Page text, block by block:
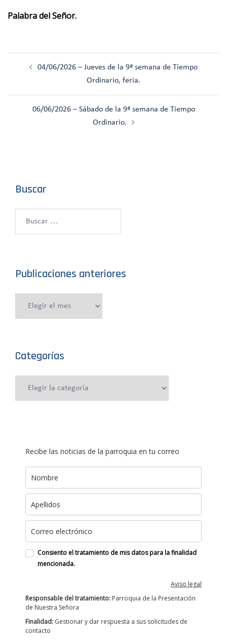
Palabra del Señor.
04/06/2026 – Jueves de la 9ª semana de Tiempo
Ordinario, feria.
06/06/2026 – Sábado de la 9ª semana de Tiempo
Ordinario.
Buscar
Publicaciones anteriores
Categorías
Recibe las noticias de la parroquia en tu correo
Consiento el tratamiento de mis datos para la finalidad
mencionada.
Aviso legal
Responsable del tratamiento: Parroquia de la Presentación
de Nuestra Señora
Finalidad: Gestionar y dar respuesta a sus solicitudes de
contacto